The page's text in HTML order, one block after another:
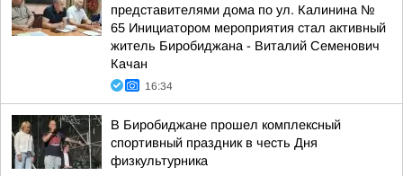
представителями дома по ул. Калинина №
65 Инициатором мероприятия стал активный
житель Биробиджана - Виталий Семенович
Качан
16:34
В Биробиджане прошел комплексный
спортивный праздник в честь Дня
физкультурника